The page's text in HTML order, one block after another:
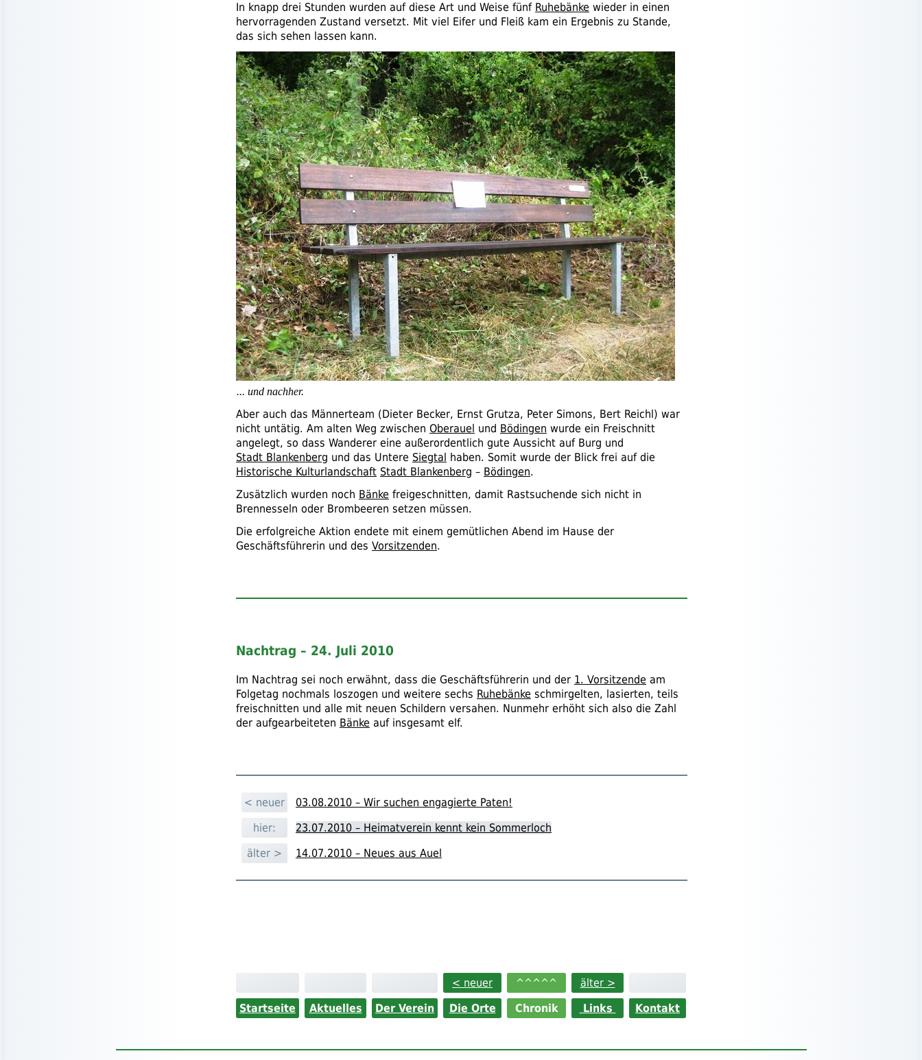
In knapp drei Stunden wurden auf diese Art und Weise fünf Ruhebänke wieder in einen
hervorragenden Zustand versetzt. Mit viel Eifer und Fleiß kam ein Ergebnis zu Stande,
das sich sehen lassen kann.
... und nachher.
Aber auch das Männerteam (Dieter Becker, Ernst Grutza, Peter Simons, Bert Reichl) war
nicht untätig. Am alten Weg zwischen Oberauel und Bödingen wurde ein Freischnitt
angelegt, so dass Wanderer eine außerordentlich gute Aussicht auf Burg und
Stadt Blankenberg und das Untere Siegtal haben. Somit wurde der Blick frei auf die
Historische Kulturlandschaft Stadt Blankenberg – Bödingen.
Zusätzlich wurden noch Bänke freigeschnitten, damit Rastsuchende sich nicht in
Brennesseln oder Brombeeren setzen müssen.
Die erfolgreiche Aktion endete mit einem gemütlichen Abend im Hause der
Geschäftsführerin und des Vorsitzenden.
Nachtrag – 24. Juli 2010
Im Nachtrag sei noch erwähnt, dass die Geschäftsführerin und der 1. Vorsitzende am
Folgetag nochmals loszogen und weitere sechs Ruhebänke schmirgelten, lasierten, teils
freischnitten und alle mit neuen Schildern versahen. Nunmehr erhöht sich also die Zahl
der aufgearbeiteten Bänke auf insgesamt elf.
< neuer
03.08.2010 – Wir suchen engagierte Paten!
hier:
23.07.2010 – Heimatverein kennt kein Sommerloch
älter >
14.07.2010 – Neues aus Auel
< neuer ^^^^^
älter >
Startseite
Aktuelles Der Verein Die Orte Chronik Links Kontakt